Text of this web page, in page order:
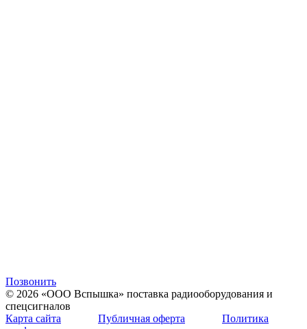
Позвонить
© 2026 «ООО Вспышка» поставка радиооборудования и
спецсигналов
Карта сайта
Публичная оферта
Политика